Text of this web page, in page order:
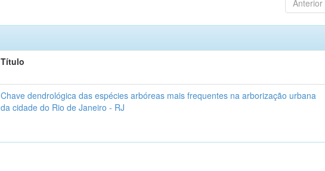
Anterior
Título
Chave dendrológica das espécies arbóreas mais frequentes na arborização urbana
da cidade do Rio de Janeiro - RJ